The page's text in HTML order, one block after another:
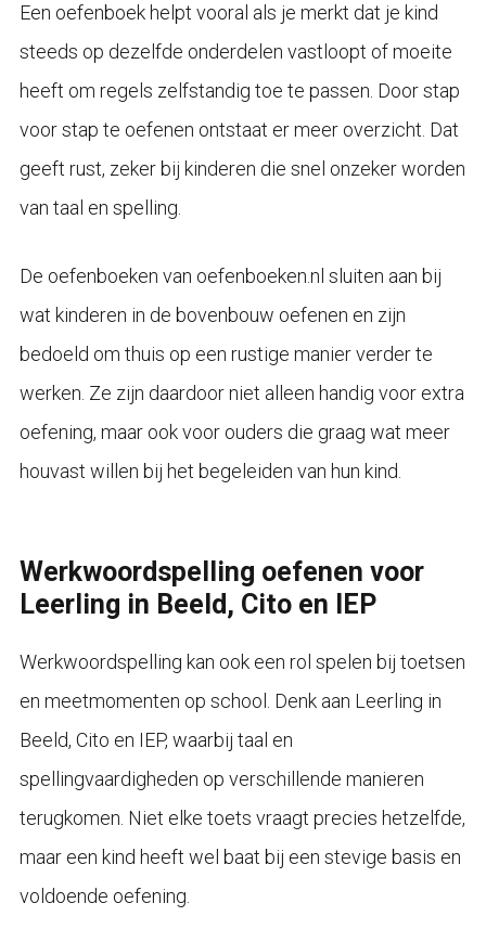
Een oefenboek helpt vooral als je merkt dat je kind
steeds op dezelfde onderdelen vastloopt of moeite
heeft om regels zelfstandig toe te passen. Door stap
voor stap te oefenen ontstaat er meer overzicht. Dat
geeft rust, zeker bij kinderen die snel onzeker worden
van taal en spelling.
De oefenboeken van oefenboeken.nl sluiten aan bij
wat kinderen in de bovenbouw oefenen en zijn
bedoeld om thuis op een rustige manier verder te
werken. Ze zijn daardoor niet alleen handig voor extra
oefening, maar ook voor ouders die graag wat meer
houvast willen bij het begeleiden van hun kind.
Werkwoordspelling oefenen voor
Leerling in Beeld, Cito en IEP
Werkwoordspelling kan ook een rol spelen bij toetsen
en meetmomenten op school. Denk aan Leerling in
Beeld, Cito en IEP, waarbij taal en
spellingvaardigheden op verschillende manieren
terugkomen. Niet elke toets vraagt precies hetzelfde,
maar een kind heeft wel baat bij een stevige basis en
voldoende oefening.